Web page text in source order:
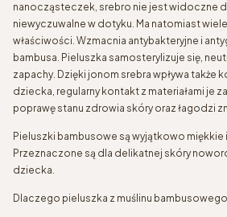
nanocząsteczek, srebro nie jest widoczne
niewyczuwalne w dotyku. Ma natomiast
właściwości. Wzmacnia antybakteryjne i
bambusa. Pieluszka samosterylizuje się,
zapachy. Dzięki jonom srebra wpływa także
dziecka, regularny kontakt z materiałami je
poprawę stanu zdrowia skóry oraz łagodzi
Pieluszki bambusowe są wyjątkowo miękkie
Przeznaczone są dla delikatnej skóry
dziecka.
Dlaczego pieluszka z muślinu